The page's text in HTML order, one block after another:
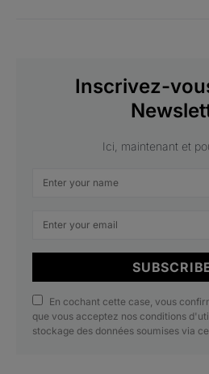
Inscrivez-
Ici, maintenant et
En cochant cette case, vous
que vous acceptez nos conditions
stockage des données soumises via